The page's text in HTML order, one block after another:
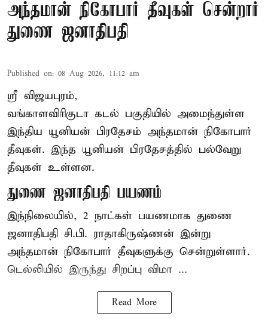
அந்தமான் நிகோபார் தீவுகள் சென்றார்
துணை ஜனாதிபதி
Published on: 08 Aug 2026, 11:12 am
ஸ்ரீ விஜயபுரம்,
வங்காளவிரிகுடா கடல் பகுதியில் அமைந்துள்ள
இந்திய யூனியன் பிரதேசம் அந்தமான் நிகோபார்
தீவுகள். இந்த யூனியன் பிரதேசத்தில் பல்வேறு
தீவுகள் உள்ளன.
துணை ஜனாதிபதி பயணம்
இந்நிலையில், 2 நாட்கள் பயணமாக துணை
ஜனாதிபதி சி.பி. ராதாகிருஷ்ணன் இன்று
அந்தமான் நிகோபார் தீவுகளுக்கு சென்றுள்ளார்.
டெல்லியில் இருந்து சிறப்பு விமா ...
Read More